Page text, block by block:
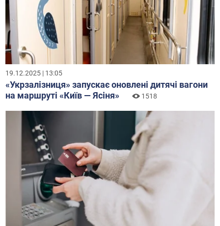
19.12.2025 | 13:05
«Укрзалізниця» запускає оновлені дитячі вагони
на маршруті «Київ — Ясіня»
1518